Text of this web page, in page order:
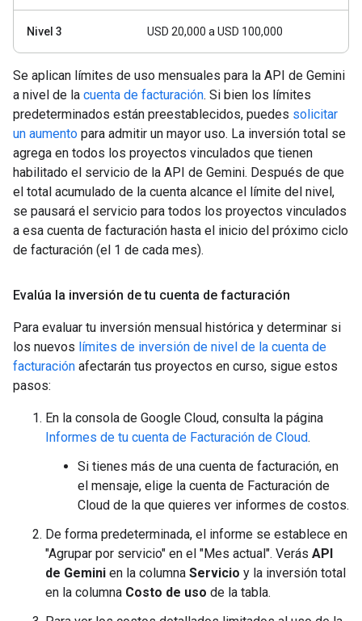
Nivel 3 USD 20,000 a USD 100,000
Se aplican límites de uso mensuales para la API de Gemini
a nivel de la cuenta de facturación. Si bien los límites
predeterminados están preestablecidos, puedes solicitar
un aumento para admitir un mayor uso. La inversión total se
agrega en todos los proyectos vinculados que tienen
habilitado el servicio de la API de Gemini. Después de que
el total acumulado de la cuenta alcance el límite del nivel,
se pausará el servicio para todos los proyectos vinculados
a esa cuenta de facturación hasta el inicio del próximo ciclo
de facturación (el 1 de cada mes).
Evalúa la inversión de tu cuenta de facturación
Para evaluar tu inversión mensual histórica y determinar si
los nuevos límites de inversión de nivel de la cuenta de
facturación afectarán tus proyectos en curso, sigue estos
pasos:
En la consola de Google Cloud, consulta la página
Informes de tu cuenta de Facturación de Cloud.
Si tienes más de una cuenta de facturación, en
el mensaje, elige la cuenta de Facturación de
Cloud de la que quieres ver informes de costos.
De forma predeterminada, el informe se establece en
"Agrupar por servicio" en el "Mes actual". Verás API
de Gemini en la columna Servicio y la inversión total
en la columna Costo de uso de la tabla.